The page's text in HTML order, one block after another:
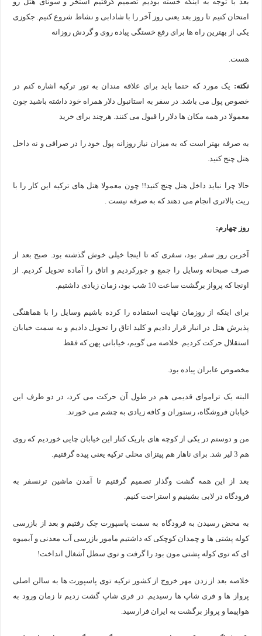
امتحان کنیم تا روز بعد یعنی روز آخر را با شادابی و نشاط شروع کنیم. جکوزی
یکی از بهترین راه ها برای رفع خستگی پیاده روی و گردش روزانه
هست.
نکته: یک مورد که حتما باید برای علاقه مندان به تور ترکیه اشاره کنم در
خصوص پول می باشد. در سفر به استانبول دلار همراه خود داشته باشید چون
معمولا در همه مکان ها دلار را قبول می کنند. هرچند برای خرید
به صرفه بهتر است که به میزان نیاز روزانه پول خود را در صرافی و نه داخل
هتل چنج کنید.
حالا چرا نباید داخل هتل چنج کنید!! چون معمولا هتل های ترکیه این کار را با
ریت بالاتری انجام می دهند که به صرفه نیست .
روز چهارم:
آخرین روز سفر بود، سفری که تا اینجا خیلی خوش گذشته بود. صبح بعد از
صرف صبحانه وسایل را جمع و جورکردیم و اتاق را آماده تحویل کردیم. از
اونجا که پرواز برگشت ساعت 10 شب بود، زمان زیادی داشتیم.
برای اینکه از روزمان نهایت استفاده را کرده باشیم وسایل را با هماهنگی
پذیرش هتل در انبار قرار دادیم و کلید اتاق را تحویل دادیم و به سمت خیابان
استقلال حرکت کردیم. خلاصه می گویم، خیابانی پهن که فقط
مخصوص عابران پیاده بود.
البته یک تراموای قدیمی هم در طول آن حرکت می کرد، در دو طرف این
خیابان فروشگاه، رستوران و کافه زیادی به چشم می خورند.
من و دوستم در یکی از کوچه های باریک کنار این خیابان چایی خوردیم که روی
هم 3 لیر شد. برای ناهار هم پیتزای محلی ترکیه یعنی پیده گرفتیم.
بعد از این همه گشت وگذار تصمیم گرفتیم تا آمدن ماشین ترنسفر به
فرودگاه در لابی بشینیم و استراحت کنیم.
به محض رسیدن به فرودگاه به سمت پاسپورت چک رفتیم و بعد از بازرسی
کوله پشتی ها و چمدان کوچکی که داشتیم مامور بازرسی آب معدنی و آبمیوه
ای که توی کوله پشتی مون بود را گرفت و توی سطل آشغال انداخت!
خلاصه بعد از زدن مهر خروج از کشور ترکیه توی پاسپورت ها به سالن اصلی
پرواز ها و فری شاپ ها رسیدیم. در فری شاپ گشت زدیم تا زمان ورود به
هواپیما و پرواز برگشت به ایران فرارسید.